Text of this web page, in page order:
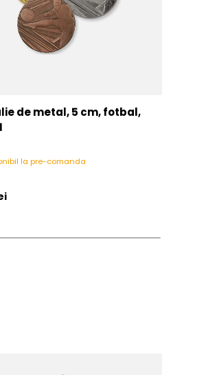
de metal, 5 cm, fotbal,
la pre-comanda